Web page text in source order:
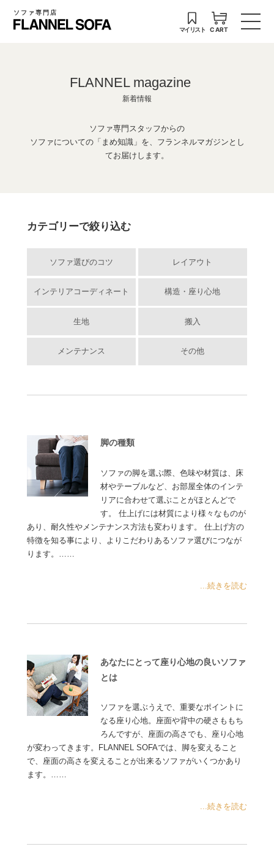
ソファ専門店
マイリスト CART
FLANNEL magazine
新着情報
ソファ専門スタッフからの
ソファについての「まめ知識」を、フランネルマガジンとし
てお届けします。
カテゴリーで絞り込む
ソファ選びのコツ レイアウト
インテリアコーディネート 構造・座り心地
生地 搬入
メンテナンス その他
脚の種類
ソファの脚を選ぶ際、色味や材質は、床
材やテーブルなど、お部屋全体のインテ
リアに合わせて選ぶことがほとんどで
す。 仕上げには材質により様々なものが
あり、耐久性やメンテナンス方法も変わります。 仕上げ方の
特徴を知る事により、よりこだわりあるソファ選びにつなが
ります。……
...続きを読む
あなたにとって座り心地の良いソファ
とは
ソファを選ぶうえで、重要なポイントに
なる座り心地。座面や背中の硬さももち
ろんですが、座面の高さでも、座り心地
が変わってきます。FLANNEL SOFAでは、脚を変えること
で、座面の高さを変えることが出来るソファがいくつかあり
ます。……
...続きを読む